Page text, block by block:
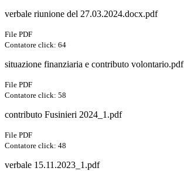
verbale riunione del 27.03.2024.docx.pdf
File PDF
Contatore click: 64
situazione finanziaria e contributo volontario.pdf
File PDF
Contatore click: 58
contributo Fusinieri 2024_1.pdf
File PDF
Contatore click: 48
verbale 15.11.2023_1.pdf